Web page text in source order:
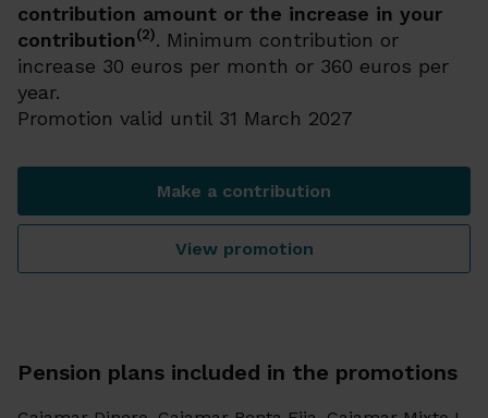
contribution amount or the increase in your
contribution(2). Minimum contribution or
increase 30 euros per month or 360 euros per
year.
Promotion valid until 31 March 2027
Make a contributionRegular contribution
View promotionRegular contribution
Pension plans included in the promotions